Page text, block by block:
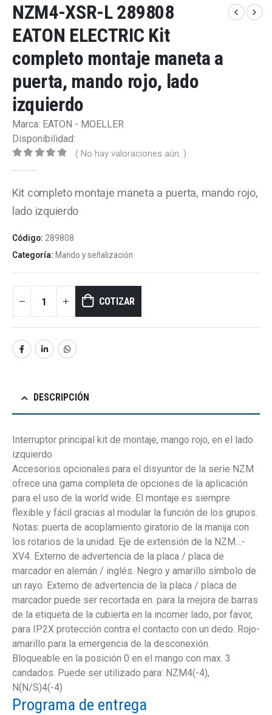
NZM4-XSR-L 289808
EATON ELECTRIC Kit
completo montaje maneta a
puerta, mando rojo, lado
izquierdo
Marca: EATON - MOELLER
Disponibilidad:
( No hay valoraciones aún. )
Kit completo montaje maneta a puerta, mando rojo,
lado izquierdo
Código: 289808
Categoría: Mando y señalización
COTIZAR
DESCRIPCIÓN
Interruptor principal kit de montaje, mango rojo, en el lado
izquierdo
Accesorios opcionales para el disyuntor de la serie NZM
ofrece una gama completa de opciones de la aplicación
para el uso de la world wide. El montaje es siempre
flexible y fácil gracias al modular la función de los grupos.
Notas: puerta de acoplamiento giratorio de la manija con
los rotarios de la unidad. Eje de extensión de la NZM…-
XV4. Externo de advertencia de la placa / placa de
marcador en alemán / inglés. Negro y amarillo símbolo de
un rayo. Externo de advertencia de la placa / placa de
marcador puede ser recortada en. para la mejora de barras
de la etiqueta de la cubierta en la incomer lado, por favor,
para IP2X protección contra el contacto con un dedo. Rojo-
amarillo para la emergencia de la desconexión.
Bloqueable en la posición 0 en el mango con max. 3
candados. Puede ser utilizado para: NZM4(-4),
N(N/S)4(-4)
Programa de entrega